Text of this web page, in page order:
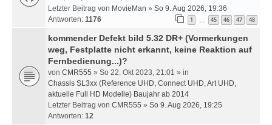
Letzter Beitrag von MovieMan » So 9. Aug 2026, 19:36
Antworten: 1176 1 45 46 47 48
kommender Defekt bild 5.32 DR+ (Vormerkungen
weg, Festplatte nicht erkannt, keine Reaktion auf
Fernbedienung...)?
von CMR555 » So 22. Okt 2023, 21:01 » in
Chassis SL3xx (Reference UHD, Connect UHD, Art UHD,
aktuelle Full HD Modelle) Baujahr ab 2014
Letzter Beitrag von CMR555 » So 9. Aug 2026, 19:25
Antworten: 12